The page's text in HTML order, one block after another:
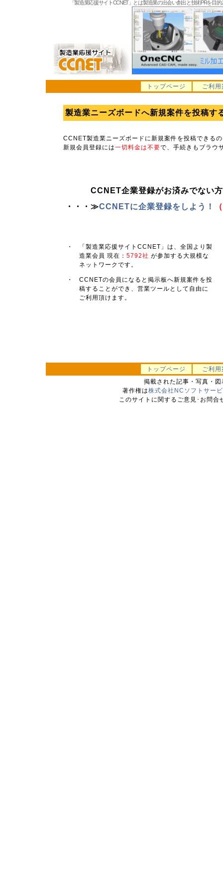
「製造業応援サイトCCNET」とは製造業の出会い創出と技術PRを
トップページ ご利用
製造業ニーズボードへ新規案件を投稿す
CCNET製造業ニーズボードに新規案件を投稿できる
新規会員登録には一切料金は不要で、手続きもブラウ
CCNET企業登録がお済みでない方
・・・≫CCNETに企業登録をしよう！
・
「製造業応援サイトCCNET」は、全国より製
造業会員 現在： 5792社 が参加する大規模な
ネットワークです。
・
CCNETの会員になると掲示板へ新規案件を投
稿することができ、営業ツールとして自由に
ご利用頂けます。
トップページ
ご利用
掲載された記事・写真・
著作権は株式会社NCソフトサー
このサイトに関するご意見･お問